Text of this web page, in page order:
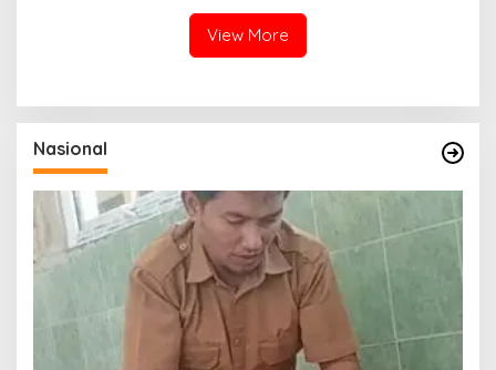
Bergizi
View More
Nasional